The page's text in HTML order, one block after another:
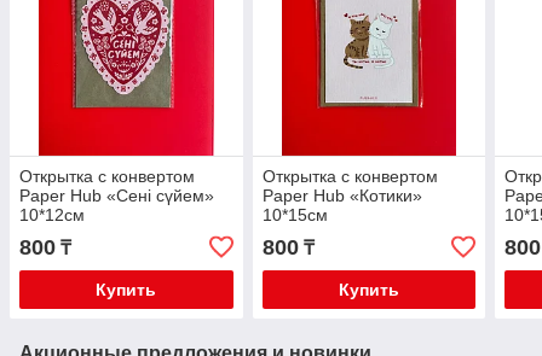
Открытка с конвертом
Paper Hub «Сені сүйем»
10*12см
800 ₸
Купить
Открытка с конвертом
Paper Hub «Котики»
10*15см
800₸
Купить
800